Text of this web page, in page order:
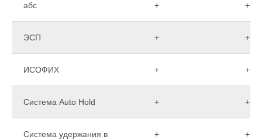
абс + +
ЭСП + +
ИСОФИХ + +
Система Auto Hold + +
Система удержания в
+ +